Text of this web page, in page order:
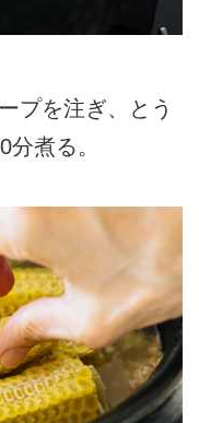
プを注ぎ、とう
煮る。